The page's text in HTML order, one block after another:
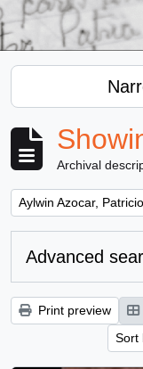
Archival
Remove filter:
Aylwin Azocar, Patricio
Advanced
Print preview
Sort